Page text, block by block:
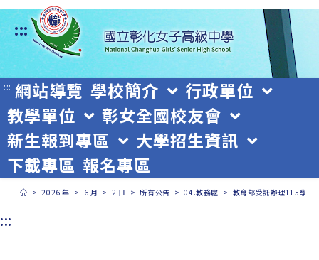
跳
轉
至
主
要
內
容
:::
::: 網站導覽 學校簡介
行政單位
教學單位
彰女全國校友會
新生報到專區
大學招生資訊
下載專區 報名專區
> 2026 年 > 6 月 > 2 日 > 所有公告 > 04.教務處 > 教育部受託辦理115學年
:::